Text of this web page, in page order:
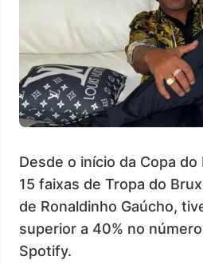
Desde o início da Copa
15 faixas de Tropa do
de Ronaldinho Gaúcho,
superior a 40% no
Spotify.